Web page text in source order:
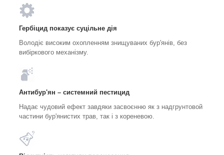
Гербіцид показує суцільне дія
Володіє високим охопленням знищуваних бур'янів, без
вибіркового механізму.
Антибур'ян – системний пестицид
Надає чудовий ефект завдяки засвоєнню як з надгрунтовой
частини бур'янистих трав, так і з кореневою.